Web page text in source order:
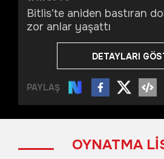
Bitlis’te aniden bastıran
zor anlar yaşattı
DETAYLARI
PAYLAŞ
OYNATMA